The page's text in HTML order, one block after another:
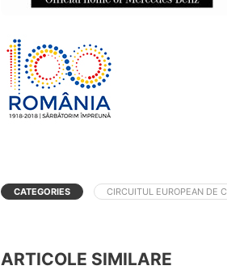
CATEGORIES CIRCUITUL EUROPEAN DE
ARTICOLE SIMILARE